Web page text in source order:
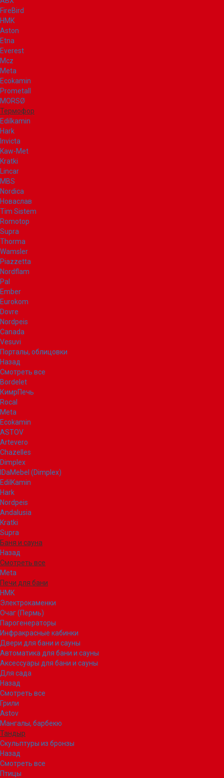
FireBird
НМК
Aston
Etna
Everest
Mcz
Meta
Ecokamin
Prometall
MORSØ
Термофор
Edilkamin
Hark
Invicta
Kaw-Met
Kratki
Lincar
MBS
Nordica
Новаслав
Tim Sistem
Romotop
Supra
Thorma
Wamsler
Piazzetta
Nordflam
Pal
Ember
Eurokom
Dovre
Nordpeis
Canada
Vesuvi
Порталы, облицовки
Назад
Смотреть все
Bordelet
КимрПечь
Rocal
Meta
Ecokamin
ASTOV
Artevero
Chazelles
Dimplex
IDaMebel (Dimplex)
EdilKamin
Hark
Nordpeis
Andalusia
Kratki
Supra
Баня и сауна
Назад
Смотреть все
Meta
Печи для бани
НМК
Электрокаменки
Очаг (Пермь)
Парогенераторы
Инфракрасные кабинки
Двери для бани и сауны
Автоматика для бани и сауны
Аксессуары для бани и сауны
Для сада
Назад
Смотреть все
Грили
Astov
Мангалы, барбекю
Тандыр
Скульптуры из бронзы
Назад
Смотреть все
Птицы